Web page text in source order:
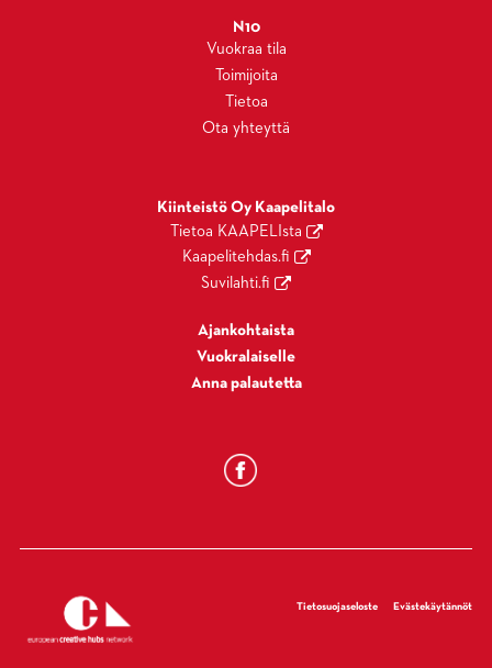
N10
Vuokraa tila
Toimijoita
Tietoa
Ota yhteyttä
Kiinteistö Oy Kaapelitalo
Tietoa KAAPELIsta
Kaapelitehdas.fi
Suvilahti.fi
Ajankohtaista
Vuokralaiselle
Anna palautetta
Tietosuojaseloste Evästekäytännöt